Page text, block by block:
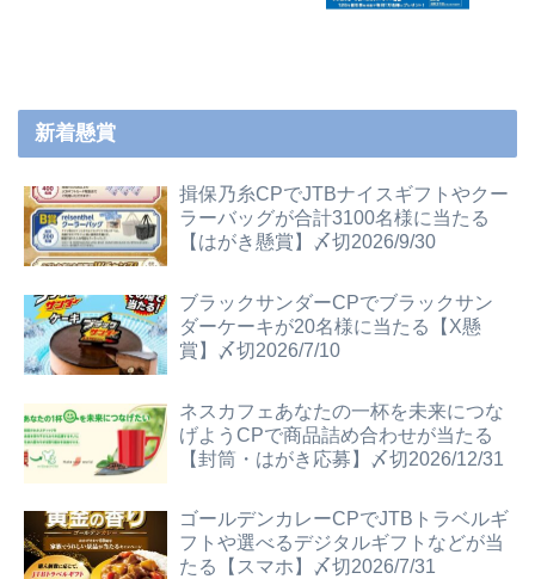
新着懸賞
揖保乃糸CPでJTBナイスギフトやクー
ラーバッグが合計3100名様に当たる
【はがき懸賞】〆切2026/9/30
ブラックサンダーCPでブラックサン
ダーケーキが20名様に当たる【X懸
賞】〆切2026/7/10
ネスカフェあなたの一杯を未来につな
げようCPで商品詰め合わせが当たる
【封筒・はがき応募】〆切2026/12/31
ゴールデンカレーCPでJTBトラベルギ
フトや選べるデジタルギフトなどが当
たる【スマホ】〆切2026/7/31